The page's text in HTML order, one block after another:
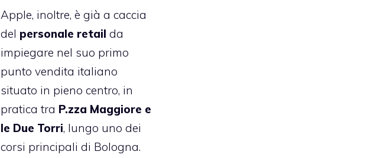
Apple, inoltre, è già a caccia
del personale retail da
impiegare nel suo primo
punto vendita italiano
situato in pieno centro, in
pratica tra P.zza Maggiore e
le Due Torri, lungo uno dei
corsi principali di Bologna.